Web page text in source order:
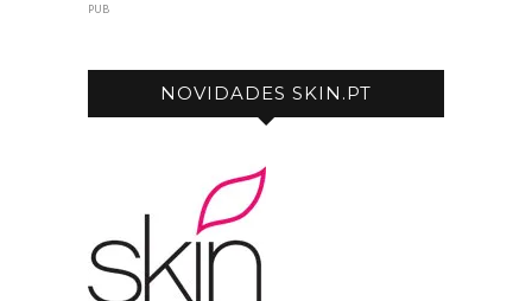
PUB
NOVIDADES SKIN.PT